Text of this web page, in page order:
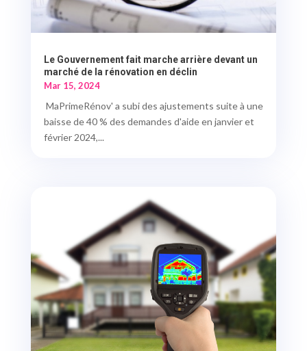
Le Gouvernement fait marche arrière devant un
marché de la rénovation en déclin
Mar 15, 2024
MaPrimeRénov' a subi des ajustements suite à une
baisse de 40 % des demandes d'aide en janvier et
février 2024,...